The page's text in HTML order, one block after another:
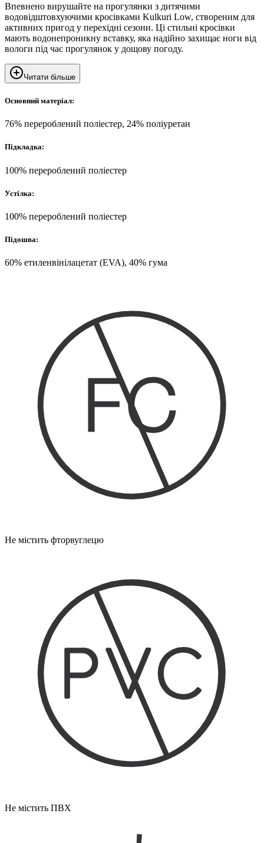
Впевнено вирушайте на прогулянки з дитячими
водовідштовхуючими кросівками Kulkuri Low, створеним для
активних пригод у перехідні сезони. Ці стильні кросівки
мають водонепроникну вставку, яка надійно захищає ноги від
вологи під час прогулянок у дощову погоду.
Читати більше
Основний матеріал:
76% перероблений поліестер, 24% поліуретан
Підкладка:
100% перероблений поліестер
Устілка:
100% перероблений поліестер
Підошва:
60% етиленвінілацетат (EVA), 40% гума
Не містить фторвуглецю
Не містить ПВХ